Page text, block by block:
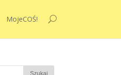
MojeCOŚ!